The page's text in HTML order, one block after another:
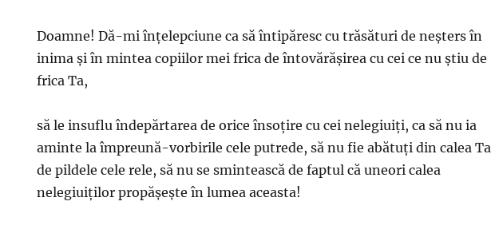
Doamne! Dă-mi înţelepciune ca să întipăresc cu trăsături de neşters în
inima şi în mintea copiilor mei frica de întovărăşirea cu cei ce nu ştiu de
frica Ta,
să le insuflu îndepărtarea de orice însoţire cu cei nelegiuiţi, ca să nu ia
aminte la împreună-vorbirile cele putrede, să nu fie abătuţi din calea Ta
de pildele cele rele, să nu se smintească de faptul că uneori calea
nelegiuiţilor propăşeşte în lumea aceasta!